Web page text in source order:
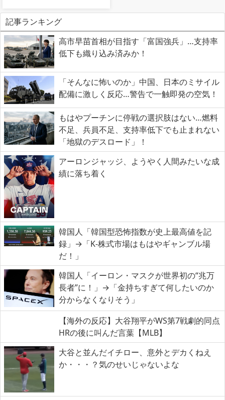
記事ランキング
高市早苗首相が目指す「富国強兵」…支持率
低下も織り込み済みか！
「そんなに怖いのか」中国、日本のミサイル
配備に激しく反応…警告で一触即発の空気！
もはやプーチンに停戦の選択肢はない…燃料
不足、兵員不足、支持率低下でも止まれない
「地獄のデスロード」！
アーロンジャッジ、ようやく人間みたいな成
績に落ち着く
韓国人「韓国型恐怖指数が史上最高値を記
録」→「K-株式市場はもはやギャンブル場
だ！」
韓国人「イーロン・マスクが世界初の“兆万
長者”に！」→「金持ちすぎて何したいのか
分からなくなりそう」
【海外の反応】大谷翔平がWS第7戦劇的同点
HRの後に叫んだ言葉【MLB】
大谷と並んだイチロー、意外とデカくねえ
か・・・？気のせいじゃないよな